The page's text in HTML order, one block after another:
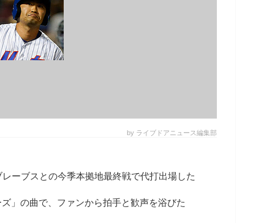
by ライブドアニュース編集部
ーブスとの今季本拠地最終戦で代打出場した
」の曲で、ファンから拍手と歓声を浴びた